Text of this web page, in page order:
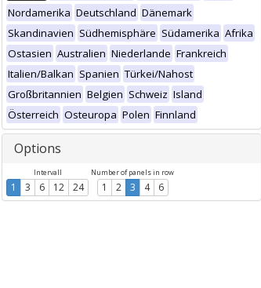
Nordamerika Deutschland Dänemark
Skandinavien Südhemisphäre Südamerika Afrika
Ostasien Australien Niederlande Frankreich
Italien/Balkan Spanien Türkei/Nahost
Großbritannien Belgien Schweiz Island
Österreich Osteuropa Polen Finnland
Options
Intervall
1 3 6 12 24
Number of panels in row
1 2 3 4 6